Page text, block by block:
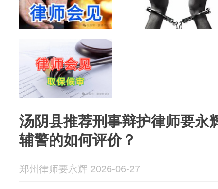
汤阴县推荐刑事辩护律师要永
辅警的如何评价？
郑州律师要永辉 2026-06-27